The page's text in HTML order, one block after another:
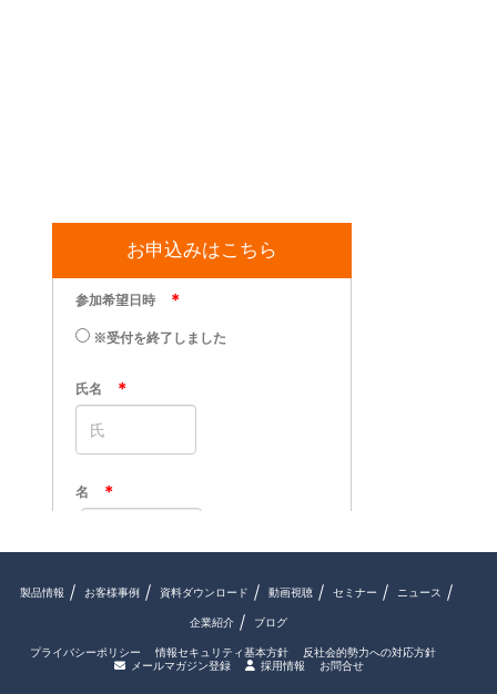
お申込みはこちら
製品情報 お客様事例 資料ダウンロード 動画視聴 セミナー ニュース
企業紹介 ブログ
プライバシーポリシー 情報セキュリティ基本方針
反社会的勢力への対応方針
メールマガジン登録
採用情報 お問合せ